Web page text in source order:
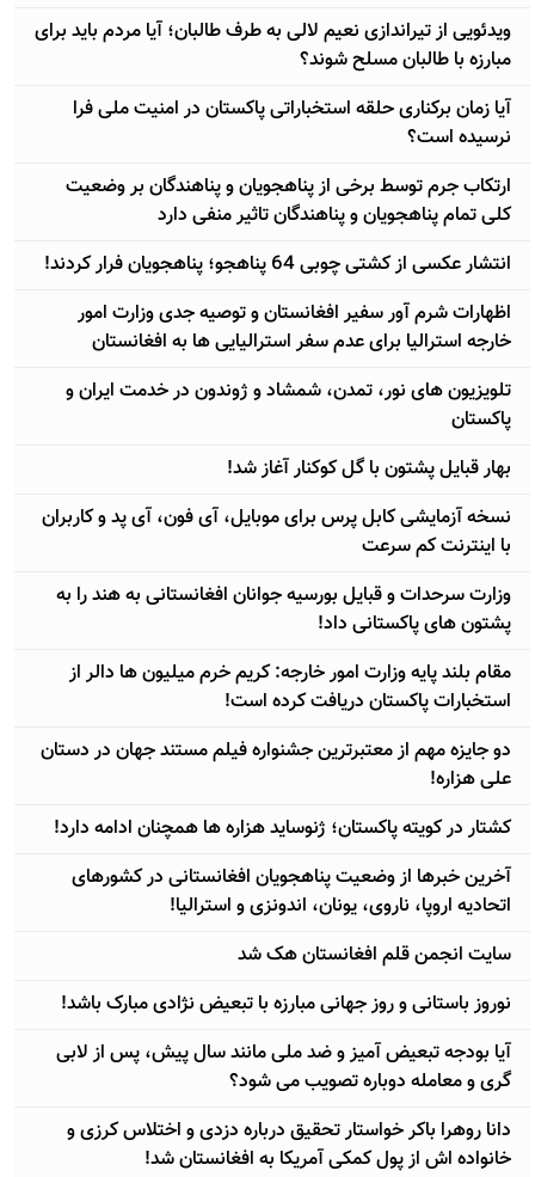
ویدئویی از تیراندازی نعیم لالی به طرف طالبان؛ آيا مردم باید برای
مبارزه با طالبان مسلح شوند؟
آيا زمان برکناری حلقه استخباراتی پاکستان در امنیت ملی فرا
نرسیده است؟
ارتکاب جرم توسط برخی از پناهجویان و پناهندگان بر وضعیت
کلی تمام پناهجویان و پناهندگان تاثیر منفی دارد
انتشار عکسی از کشتی چوبی 64 پناهجو؛ پناهجویان فرار کردند!
اظهارات شرم آور سفیر افغانستان و توصیه جدی وزارت امور
خارجه استرالیا برای عدم سفر استرالیایی ها به افغانستان
تلویزیون های نور، تمدن، شمشاد و ژوندون در خدمت ایران و
پاکستان
بهار قبایل پشتون با گل کوکنار آغاز شد!
نسخه آزمایشی کابل پرس برای موبایل، آی فون، آی پد و کاربران
با اینترنت کم سرعت
وزارت سرحدات و قبایل بورسیه جوانان افغانستانی به هند را به
پشتون های پاکستانی داد!
مقام بلند پایه وزارت امور خارجه: کریم خرم میلیون ها دالر از
استخبارات پاکستان دریافت کرده است!
دو جایزه مهم از معتبرترین جشنواره فیلم مستند جهان در دستان
علی هزاره!
کشتار در کویته پاکستان؛ ژنوساید هزاره ها همچنان ادامه دارد!
آخرین خبرها از وضعیت پناهجویان افغانستانی در کشورهای
اتحادیه اروپا، ناروی، یونان، اندونزی و استرالیا!
سایت انجمن قلم افغانستان هک شد
نوروز باستانی و روز جهانی مبارزه با تبعیض نژادی مبارک باشد!
آيا بودجه تبعیض آمیز و ضد ملی مانند سال پیش، پس از لابی
گری و معامله دوباره تصویب می شود؟
دانا روهرا باکر خواستار تحقیق درباره دزدی و اختلاس کرزی و
خانواده اش از پول کمکی آمریکا به افغانستان شد!